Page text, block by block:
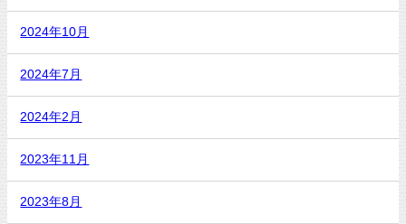
2024年10月
2024年7月
2024年2月
2023年11月
2023年8月